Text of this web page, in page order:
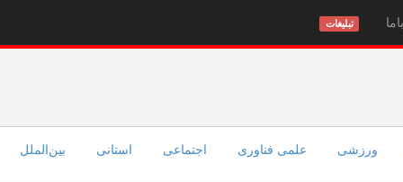
تبلیغات
ورزشی علمی فناوری اجتماعی استانی بین‌الملل